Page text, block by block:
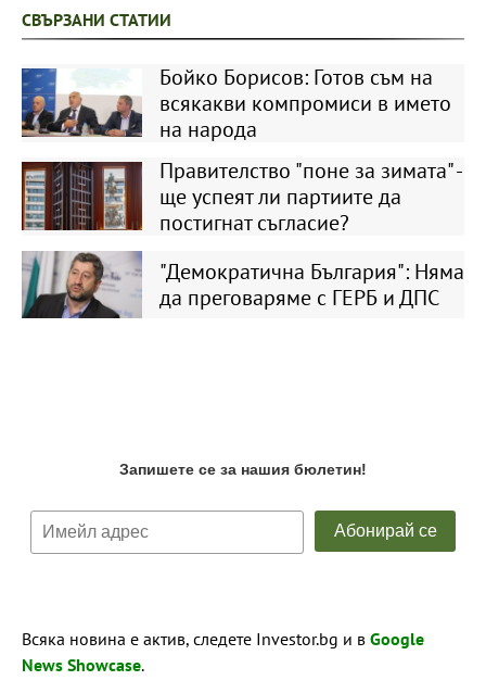
СВЪРЗАНИ СТАТИИ
Бойко Борисов: Готов съм на
всякакви компромиси в името
на народа
Правителство "поне за зимата" -
ще успеят ли партиите да
постигнат съгласие?
"Демократична България": Няма
да преговаряме с ГЕРБ и ДПС
Всяка новина е актив, следете Investor.bg и в Google
News Showcase.